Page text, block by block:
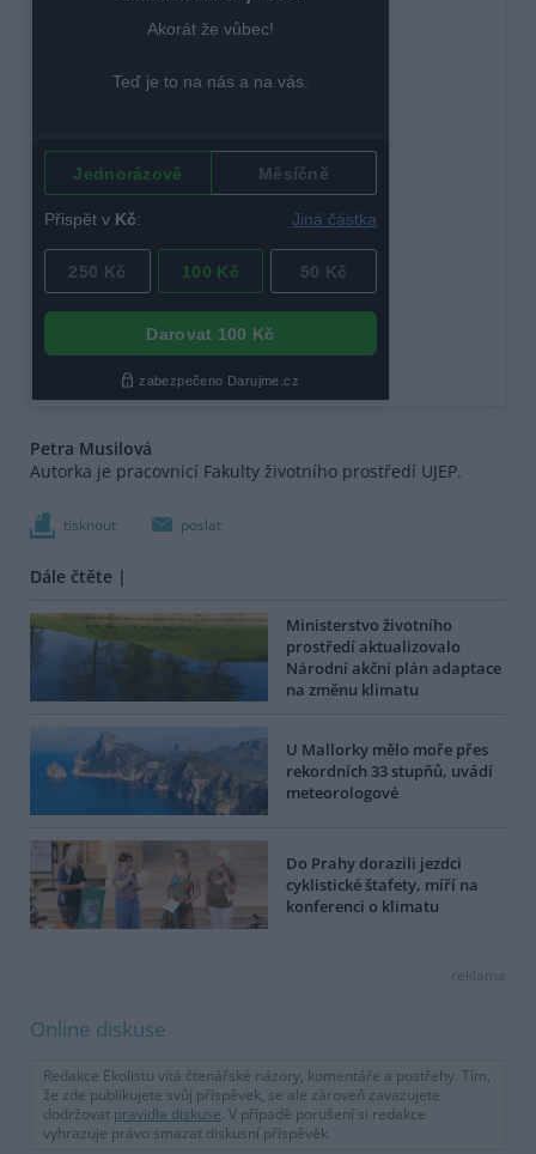
Petra Musilová
Autorka je pracovnicí Fakulty životního prostředí UJEP.
tisknout poslat
Dále čtěte |
Ministerstvo životního
prostředí aktualizovalo
Národní akční plán adaptace
na změnu klimatu
U Mallorky mělo moře přes
rekordních 33 stupňů, uvádí
meteorologové
Do Prahy dorazili jezdci
cyklistické štafety, míří na
konferenci o klimatu
reklama
Online diskuse
Redakce Ekolistu vítá čtenářské názory, komentáře a postřehy. Tím,
že zde publikujete svůj příspěvek, se ale zároveň zavazujete
dodržovat pravidla diskuse. V případě porušení si redakce
vyhrazuje právo smazat diskusní příspěvěk